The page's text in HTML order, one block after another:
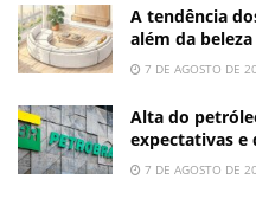
A tendência
além da
7 DE AGOSTO DE
Alta do
expectativas e
7 DE AGOSTO DE